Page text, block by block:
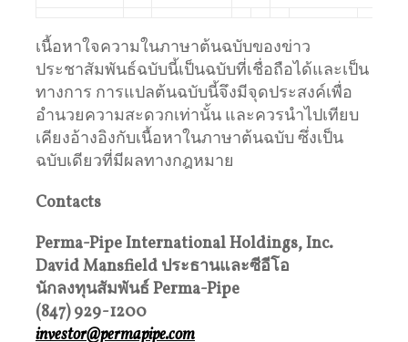
เนื้อหาใจความในภาษาต้นฉบับของข่าว
ประชาสัมพันธ์ฉบับนี้เป็นฉบับที่เชื่อถือได้และเป็น
ทางการ การแปลต้นฉบับนี้จึงมีจุดประสงค์เพื่อ
อำนวยความสะดวกเท่านั้น และควรนำไปเทียบ
เคียงอ้างอิงกับเนื้อหาในภาษาต้นฉบับ ซึ่งเป็น
ฉบับเดียวที่มีผลทางกฎหมาย
Contacts
Perma-Pipe International Holdings, Inc.
David Mansfield ประธานและซีอีโอ
นักลงทุนสัมพันธ์ Perma-Pipe
(847) 929-1200
investor@permapipe.com